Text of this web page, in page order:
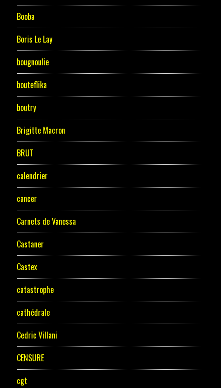
Booba
Boris Le Lay
bougnoulie
bouteflika
boutry
Brigitte Macron
BRUT
calendrier
cancer
Carnets de Vanessa
Castaner
Castex
catastrophe
cathédrale
Cedric Villani
CENSURE
cgt